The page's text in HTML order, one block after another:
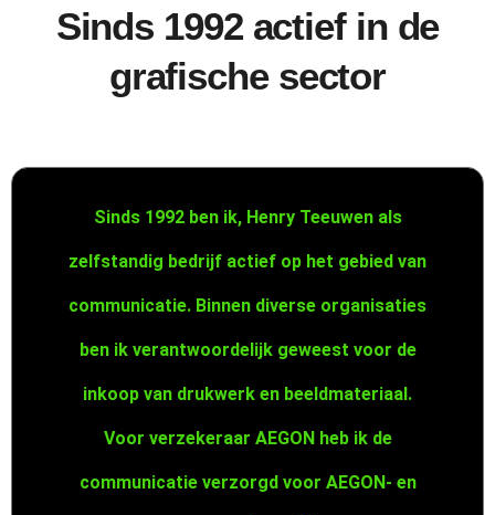
Sinds 1992 actief in de
grafische sector
Sinds 1992 ben ik, Henry Teeuwen als
zelfstandig bedrijf actief op het gebied van
communicatie. Binnen diverse organisaties
ben ik verantwoordelijk geweest voor de
inkoop van drukwerk en beeldmateriaal.
Voor verzekeraar AEGON heb ik de
communicatie verzorgd voor AEGON- en